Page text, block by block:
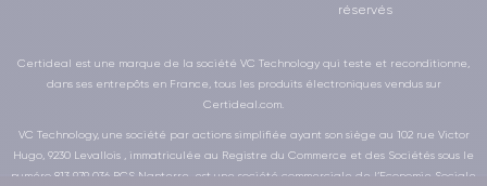
réservés
Certideal est une marque de la société VC Technology qui teste et reconditionne,
dans ses entrepôts en France, tous les produits électroniques vendus sur
Certideal.com.
VC Technology, une société par actions simplifiée ayant son siège au 102 rue Victor
Hugo, 9230 Levallois , immatriculée au Registre du Commerce et des Sociétés sous le
numéro 813 979 036 RCS Nanterre, est une société commerciale de l’Economie Sociale